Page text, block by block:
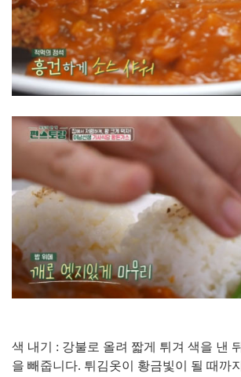
색 내기 : 강불로 올려 짧게 튀겨 색을 낸
을 빼줍니다. 튀김옷이 황금빛이 될 때까